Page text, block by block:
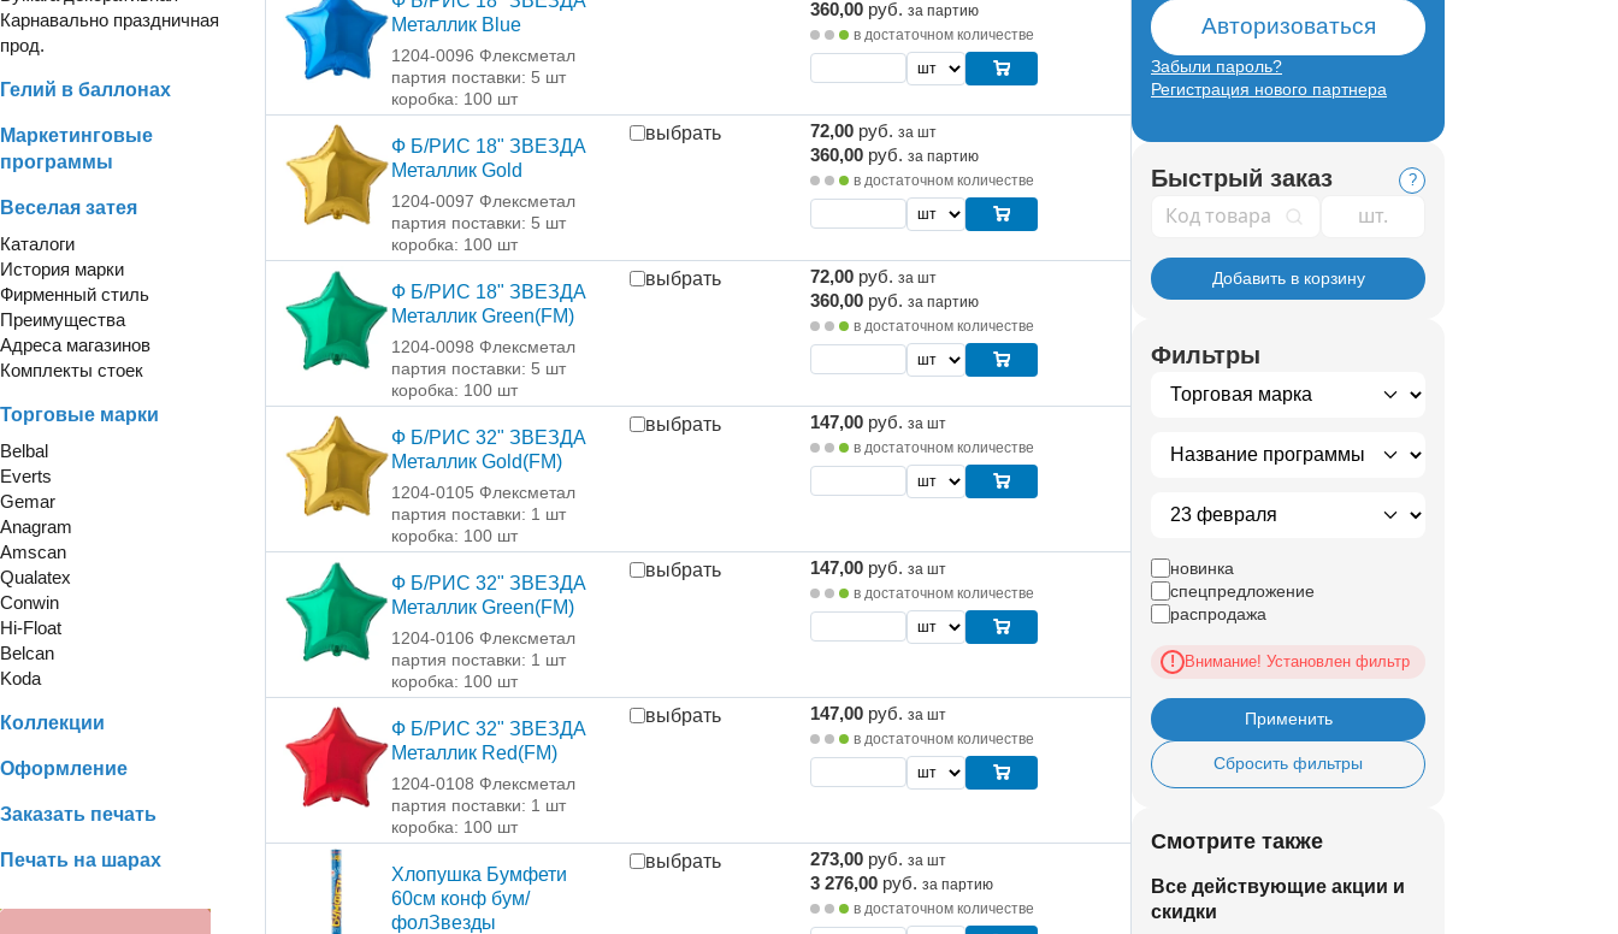
Карнавально праздничная
прод.
Гелий в баллонах
Маркетинговые
программы
Веселая затея
Каталоги
История марки
Фирменный стиль
Преимущества
Адреса магазинов
Комплекты стоек
Торговые марки
Belbal
Everts
Gemar
Anagram
Amscan
Qualatex
Conwin
Hi-Float
Belcan
Koda
Коллекции
Оформление
Заказать печать
Печать на шарах
Металлик Blue
1204-0096 Флексметал
партия поставки: 5 шт
коробка: 100 шт
360,00 руб. за партию
в достаточном количестве
Ф Б/РИС 18" ЗВЕЗДА
Металлик Gold
1204-0097 Флексметал
партия поставки: 5 шт
коробка: 100 шт
выбрать 72,00 руб. за шт
360,00 руб. за партию
в достаточном количестве
Ф Б/РИС 18" ЗВЕЗДА
Металлик Green(FM)
1204-0098 Флексметал
партия поставки: 5 шт
коробка: 100 шт
выбрать 72,00 руб. за шт
360,00 руб. за партию
в достаточном количестве
Ф Б/РИС 32" ЗВЕЗДА
Металлик Gold(FM)
1204-0105 Флексметал
партия поставки: 1 шт
коробка: 100 шт
выбрать 147,00 руб. за шт
в достаточном количестве
Ф Б/РИС 32" ЗВЕЗДА
Металлик Green(FM)
1204-0106 Флексметал
партия поставки: 1 шт
коробка: 100 шт
выбрать 147,00 руб. за шт
в достаточном количестве
Ф Б/РИС 32" ЗВЕЗДА
Металлик Red(FM)
1204-0108 Флексметал
партия поставки: 1 шт
коробка: 100 шт
выбрать 147,00 руб. за шт
в достаточном количестве
Хлопушка Бумфети
60см конф бум/
фолЗвезды
выбрать 273,00 руб. за шт
3 276,00 руб. за партию
в достаточном количестве
Авторизоваться
Забыли пароль?
Регистрация нового партнера
Быстрый заказ ?
Код товара
Добавить в корзину
Фильтры
новинка
спецпредложение
распродажа
! Внимание! Установлен фильтр
Применить
Сбросить фильтры
Смотрите также
Все действующие акции и
скидки